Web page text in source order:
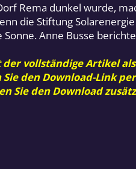
Rema dunkel wurde,
die Stiftung
Sonne. Anne Busse
vollständige Artikel
den Download-Link
Sie den Download